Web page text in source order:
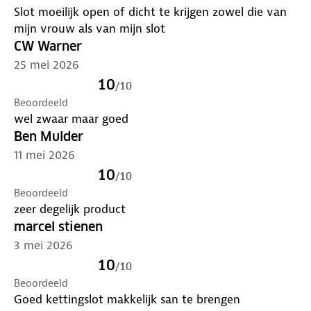
en heeft een lange levensduur
Slot moeilijk open of dicht te krijgen zowel die van
mijn vrouw als van mijn slot
CW Warner
25 mei 2026
10/10
Beoordeeld
wel zwaar maar goed
Ben Mulder
11 mei 2026
10/10
Beoordeeld
zeer degelijk product
marcel stienen
3 mei 2026
10/10
Beoordeeld
Goed kettingslot makkelijk san te brengen